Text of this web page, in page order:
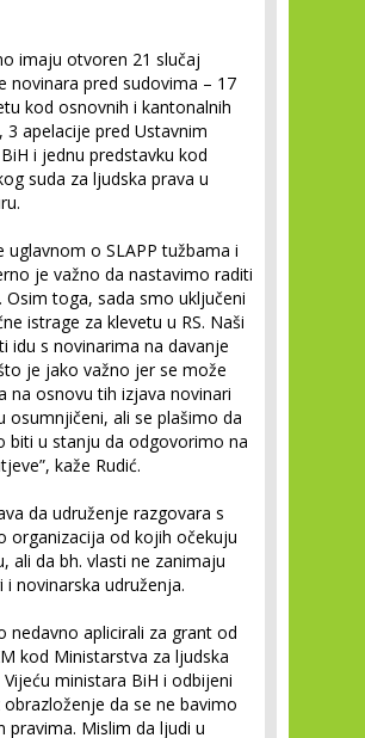
imaju otvoren 21 slučaj
novinara pred sudovima – 17
kod osnovnih i kantonalnih
3 apelacije pred Ustavnim
i jednu predstavku kod
suda za ljudska prava u
uglavnom o SLAPP tužbama i
je važno da nastavimo raditi
Osim toga, sada smo uključeni
istrage za klevetu u RS. Naši
idu s novinarima na davanje
je jako važno jer se može
na osnovu tih izjava novinari
osumnjičeni, ali se plašimo da
biti u stanju da odgovorimo na
kaže Rudić.
da udruženje razgovara s
organizacija od kojih očekuju
ali da bh. vlasti ne zanimaju
i novinarska udruženja.
nedavno aplicirali za grant od
kod Ministarstva za ljudska
ministara BiH i odbijeni
da se ne bavimo
pravima. Mislim da ljudi u